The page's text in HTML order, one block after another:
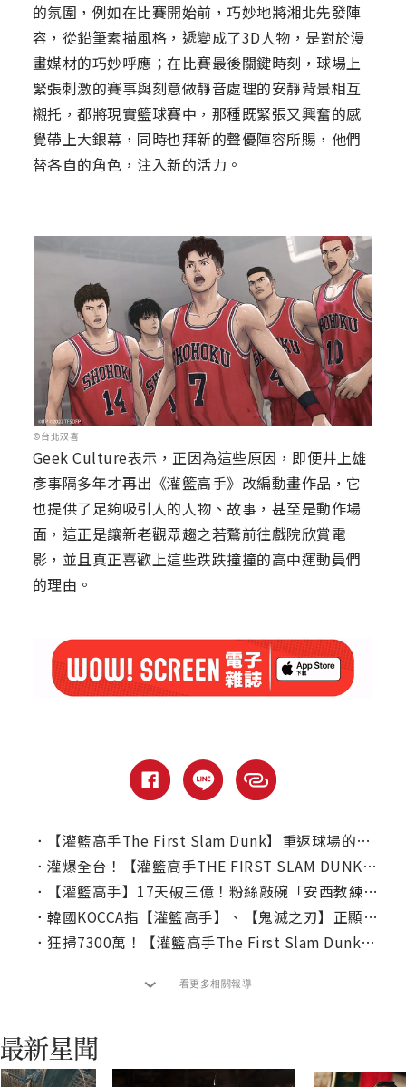
的氛圍，例如在比賽開始前，巧妙地將湘北先發陣
容，從鉛筆素描風格，遞變成了3D人物，是對於漫
畫媒材的巧妙呼應；在比賽最後關鍵時刻，球場上
緊張刺激的賽事與刻意做靜音處理的安靜背景相互
襯托，都將現實籃球賽中，那種既緊張又興奮的感
覺帶上大銀幕，同時也拜新的聲優陣容所賜，他們
替各自的角色，注入新的活力。
©台北双喜
Geek Culture表示，正因為這些原因，即便井上雄
彥事隔多年才再出《灌籃高手》改編動畫作品，它
也提供了足夠吸引人的人物、故事，甚至是動作場
面，這正是讓新老觀眾趨之若鶩前往戲院欣賞電
影，並且真正喜歡上這些跌跌撞撞的高中運動員們
的理由。
．
【灌籃高手The First Slam Dunk】重返球場的熱血時分！｜本周上線、電視首播推薦
． 灌爆全台！【灌籃高手THE FIRST SLAM DUNK】中配版狂飆破億！
．
【灌籃高手】17天破三億！粉絲敲碗「安西教練」Q版特典登台！
． 韓國KOCCA指【灌籃高手】、【鬼滅之刃】正顯露一現象
． 狂掃7300萬！【灌籃高手The First Slam Dunk】首週末稱霸全台票房冠軍！
看更多相關報導